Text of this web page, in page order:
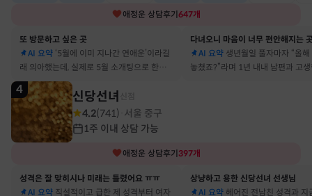
애정운 상담후기 647개
또 방문하고 싶은 곳
AI 요약 ‘5월에 이미 지나간 연애운’이라길
래 의아했는데, 실제로 5월 소개팅으로 한참
고민했던 사람이 있었어요
다녀오니 마음이 너무 편안해지는
AI 요약 생년월일 풀자마자 “올
놓쳤죠?”라며 1년 내내 남편과 고
4 신당선녀
4.2(741) 서울 중구
1주 이내 상담 가능
애정운 상담후기 397개
성격은 잘 맞히시나 미래는 틀렸어요 ㅠㅠ
AI 요약 직설적이고 급한 제 성격부터 여자
상냥하고 용한 신당선녀 선생님
AI 요약 헤어진 전남친 성격과 지